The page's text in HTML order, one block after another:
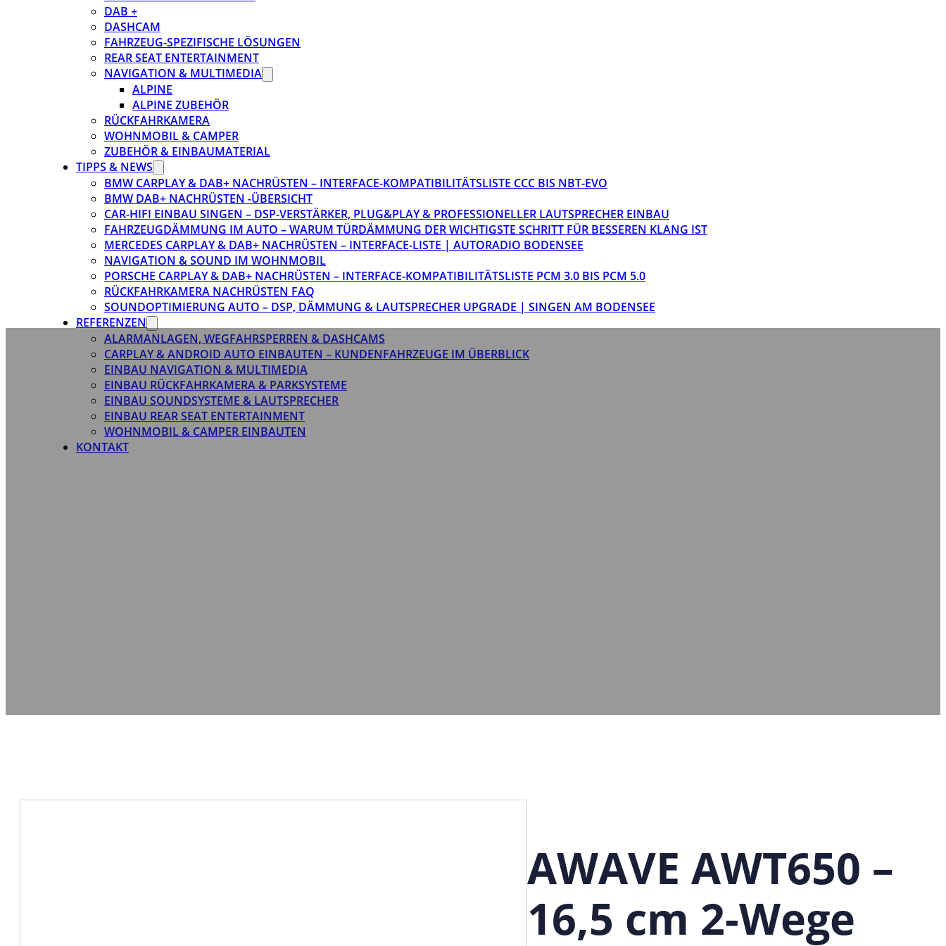
DAB +
DASHCAM
FAHRZEUG-SPEZIFISCHE LÖSUNGEN
REAR SEAT ENTERTAINMENT
NAVIGATION & MULTIMEDIA
ALPINE
ALPINE ZUBEHÖR
RÜCKFAHRKAMERA
WOHNMOBIL & CAMPER
ZUBEHÖR & EINBAUMATERIAL
TIPPS & NEWS
BMW CARPLAY & DAB+ NACHRÜSTEN – INTERFACE-KOMPATIBILITÄTSLISTE CCC BIS NBT-EVO
BMW DAB+ NACHRÜSTEN -ÜBERSICHT
CAR-HIFI EINBAU SINGEN – DSP-VERSTÄRKER, PLUG&PLAY & PROFESSIONELLER LAUTSPRECHER EINBAU
FAHRZEUGDÄMMUNG IM AUTO – WARUM TÜRDÄMMUNG DER WICHTIGSTE SCHRITT FÜR BESSEREN KLANG IST
MERCEDES CARPLAY & DAB+ NACHRÜSTEN – INTERFACE-LISTE | AUTORADIO BODENSEE
NAVIGATION & SOUND IM WOHNMOBIL
PORSCHE CARPLAY & DAB+ NACHRÜSTEN – INTERFACE-KOMPATIBILITÄTSLISTE PCM 3.0 BIS PCM 5.0
RÜCKFAHRKAMERA NACHRÜSTEN FAQ
SOUNDOPTIMIERUNG AUTO – DSP, DÄMMUNG & LAUTSPRECHER UPGRADE | SINGEN AM BODENSEE
REFERENZEN
ALARMANLAGEN, WEGFAHRSPERREN & DASHCAMS
CARPLAY & ANDROID AUTO EINBAUTEN – KUNDENFAHRZEUGE IM ÜBERBLICK
EINBAU NAVIGATION & MULTIMEDIA
EINBAU RÜCKFAHRKAMERA & PARKSYSTEME
EINBAU SOUNDSYSTEME & LAUTSPRECHER
EINBAU REAR SEAT ENTERTAINMENT
WOHNMOBIL & CAMPER EINBAUTEN
KONTAKT
AWAVE AWT650 –
16,5 cm 2-Wege